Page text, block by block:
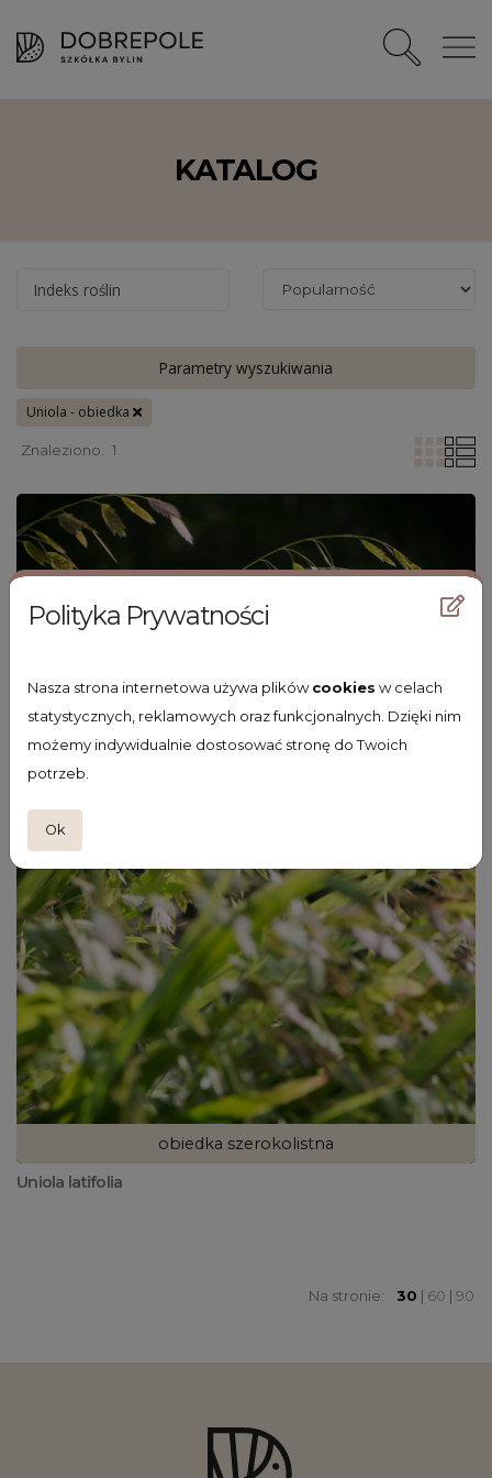
Polityka Prywatności
Nasza strona internetowa używa plikówcookies w celach
statystycznych, reklamowych oraz funkcjonalnych. Dzięki nim
możemy indywidualnie dostosować stronę do Twoich
potrzeb.
Ok
KATALOG
Indeks roślin
Parametry wyszukiwania
Uniola - obiedka
Znaleziono: 1
obiedka szerokolistna
Uniola latifolia
Na stronie: 30 | 60 | 90